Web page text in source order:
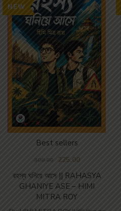
NEW
রহস্য ঘনিয়ে আসে || RAHASYA
GHANIYE ASE – HIMI
MITRA ROY
Best sellers
300.00 225.00